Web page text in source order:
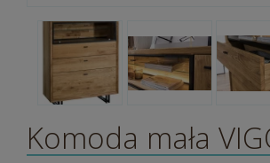
Komoda mała